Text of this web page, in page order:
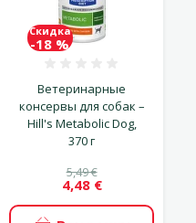
Ветеринарные
консервы для собак –
Hill's Metabolic Dog,
370 г
5,49 €
4,48 €
Скидка
-18 %